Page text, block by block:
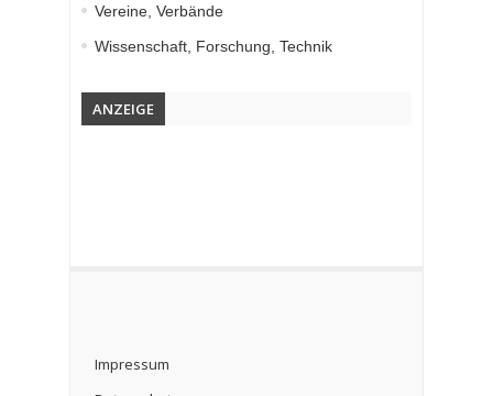
Vereine, Verbände
Wissenschaft, Forschung, Technik
ANZEIGE
Impressum